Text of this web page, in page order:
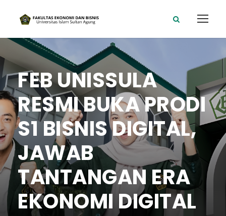
FEB UNISSULA
RESMI BUKA PRODI
S1 BISNIS DIGITAL,
JAWAB
TANTANGAN ERA
EKONOMI DIGITAL